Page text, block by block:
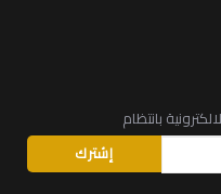
بانتظام